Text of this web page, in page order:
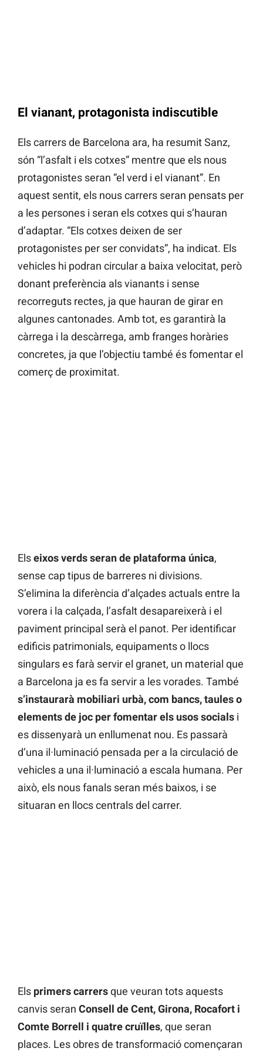
El vianant, protagonista indiscutible
Els carrers de Barcelona ara, ha resumit Sanz,
són “l’asfalt i els cotxes” mentre que els nous
protagonistes seran “el verd i el vianant”. En
aquest sentit, els nous carrers seran pensats per
a les persones i seran els cotxes qui s’hauran
d’adaptar. “Els cotxes deixen de ser
protagonistes per ser convidats”, ha indicat. Els
vehicles hi podran circular a baixa velocitat, però
donant preferència als vianants i sense
recorreguts rectes, ja que hauran de girar en
algunes cantonades. Amb tot, es garantirà la
càrrega i la descàrrega, amb franges horàries
concretes, ja que l’objectiu també és fomentar el
comerç de proximitat.
Elseixos verds seran de plataforma única,
sense cap tipus de barreres ni divisions.
S’elimina la diferència d’alçades actuals entre la
vorera i la calçada, l’asfalt desapareixerà i el
paviment principal serà el panot. Per identificar
edificis patrimonials, equipaments o llocs
singulars es farà servir el granet, un material que
a Barcelona ja es fa servir a les vorades. També
s’instaurarà mobiliari urbà, com bancs, taules o
elements de joc per fomentar els usos socials i
es dissenyarà un enllumenat nou. Es passarà
d’una il·luminació pensada per a la circulació de
vehicles a una il·luminació a escala humana. Per
això, els nous fanals seran més baixos, i se
situaran en llocs centrals del carrer.
Els primers carrersque veuran tots aquests
canvis seran Consell de Cent, Girona, Rocafort i
Comte Borrell i quatre cruïlles, que seran
places. Les obres de transformació començaran